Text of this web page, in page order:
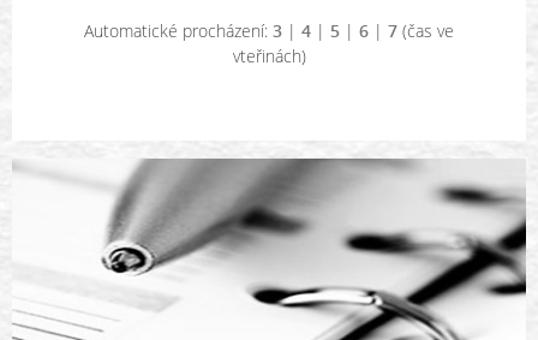
Automatické procházení: 3 | 4 | 5 | 6 | 7 (čas ve
vteřinách)